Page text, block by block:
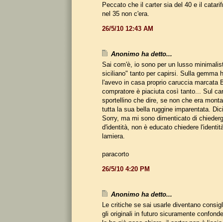
Peccato che il carter sia del 40 e il
nel 35 non c'era.
26/5/10 12:43 AM
Anonimo ha detto...
Sai com'è, io sono per un lusso
siciliano" tanto per capirsi. Sulla gemma
l'avevo in casa proprio caruccia marcata
compratore è piaciuta così tanto... Sul
sportellino che dire, se non che era
tutta la sua bella ruggine imparentata.
Sorry, ma mi sono dimenticato di
d'identità, non è educato chiedere
lamiera.
paracorto
26/5/10 4:20 PM
Anonimo ha detto...
Le critiche se sai usarle diventano
gli originali in futuro sicuramente